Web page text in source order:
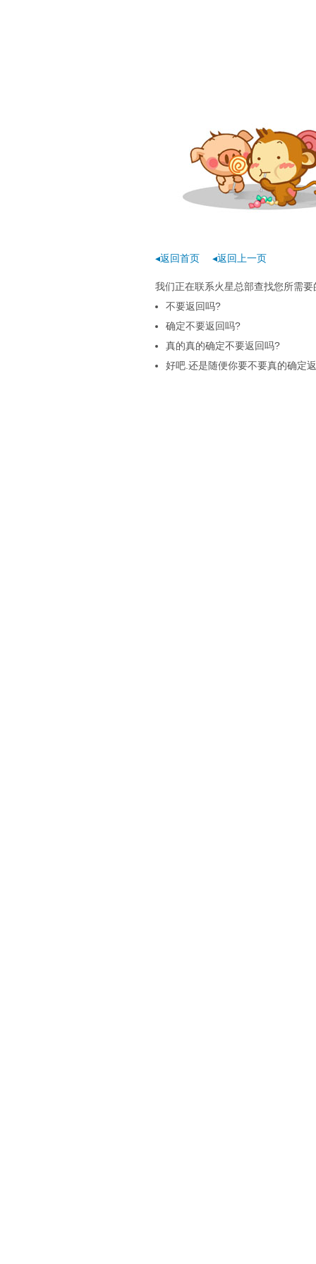
◂返回首页 ◂返回上一页
我们正在联系火星总部查找您所需
不要返回吗?
确定不要返回吗?
真的真的确定不要返回吗?
好吧.还是随便你要不要真的确定